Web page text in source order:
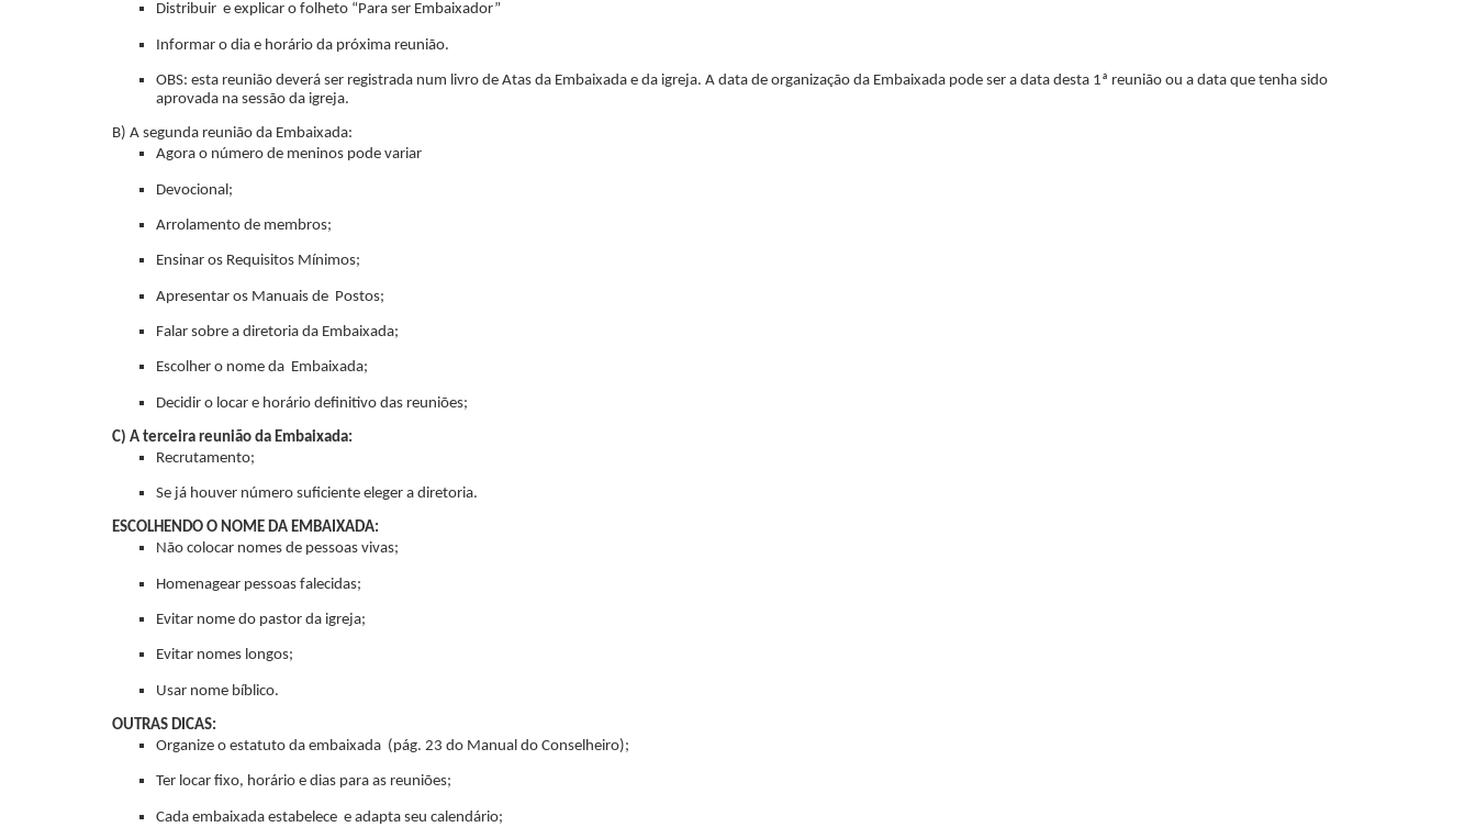
Distribuir e explicar o folheto “Para ser Embaixador”
Informar o dia e horário da próxima reunião.
OBS: esta reunião deverá ser registrada num livro de Atas da Embaixada e da igreja. A data de organização da Embaixada pode ser a data desta 1ª reunião ou a data que tenha sido
aprovada na sessão da igreja.
B) A segunda reunião da Embaixada:
Agora o número de meninos pode variar
Devocional;
Arrolamento de membros;
Ensinar os Requisitos Mínimos;
Apresentar os Manuais de Postos;
Falar sobre a diretoria da Embaixada;
Escolher o nome da Embaixada;
Decidir o locar e horário definitivo das reuniões;
C) A terceira reunião da Embaixada:
Recrutamento;
Se já houver número suficiente eleger a diretoria.
ESCOLHENDO O NOME DA EMBAIXADA:
Não colocar nomes de pessoas vivas;
Homenagear pessoas falecidas;
Evitar nome do pastor da igreja;
Evitar nomes longos;
Usar nome bíblico.
OUTRAS DICAS:
Organize o estatuto da embaixada (pág. 23 do Manual do Conselheiro);
Ter locar fixo, horário e dias para as reuniões;
Cada embaixada estabelece e adapta seu calendário;